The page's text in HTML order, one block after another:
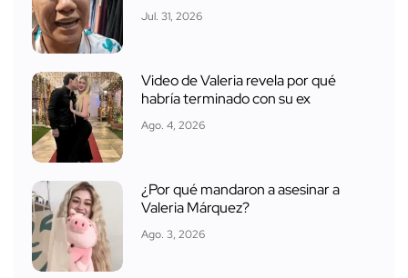
Jul. 31, 2026
Video de Valeria revela por qué
habría terminado con su ex
Ago. 4, 2026
¿Por qué mandaron a asesinar a
Valeria Márquez?
Ago. 3, 2026